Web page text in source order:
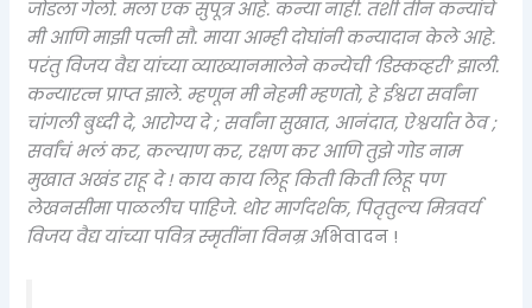
जोडला गेलो. मला एक सुपूत्र आहे. कन्या नाही. तशी तीन कन्यांचे
मी आणि माझी पत्नी सौ. माया आम्ही दोघांनी कन्यादान केले आहे.
परंतु विजय वैद्य यांच्या व्याख्यानमालेने कन्येची ‘डिस्कव्हरी’ झाली.
कन्यारत्न प्राप्त झाले. म्हणून मी नेहमी म्हणतो, हे ईश्वरा सर्वांना
चांगली बुध्दी दे, आरोग्य दे ; सर्वांना सुखात, आनंदात, ऐश्वर्यात ठेव ;
सर्वांचं भलं कर, कल्याण कर, रक्षण कर आणि तुझे गोड नाम
मुखात अखंड राहू दे ! काय काय लिहू किती किती लिहू पण
लेखनसीमा पाळलीच पाहिजे. थोर मार्गदर्शक, पितृतुल्य मित्रवर्य
विजय वैद्य यांच्या पवित्र स्मृतींना विनम्र अभिवादन !